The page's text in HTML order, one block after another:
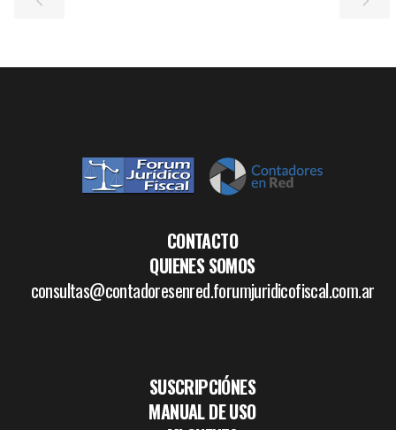
CONTACTO
QUIENES SOMOS
consultas@contadoresenred.forumjuridicofiscal.com.ar
SUSCRIPCIÓNES
MANUAL DE USO